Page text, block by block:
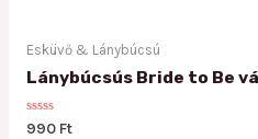
Esküvő & Lánybúcsú
Lánybúcsús Bride to Be
Rated
990 Ft